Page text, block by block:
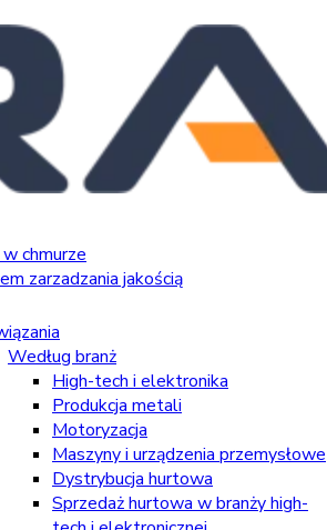
chmurze
zarzadzania jakością
Według branż
High-tech i elektronika
Produkcja metali
Motoryzacja
Maszyny i urządzenia przemysłowe
Dystrybucja hurtowa
Sprzedaż hurtowa w branży high-